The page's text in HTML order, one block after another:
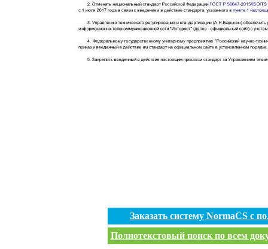
Заказать систему NormaCS с
Полнотекстовый поиск по всем